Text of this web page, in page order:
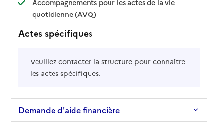
Accompagnements pour les actes de la vie
quotidienne (AVQ): disponible
: non disponible
Actes spécifiques
Veuillez contacter la structure pour connaître
les actes spécifiques.
Demande d'aide financière